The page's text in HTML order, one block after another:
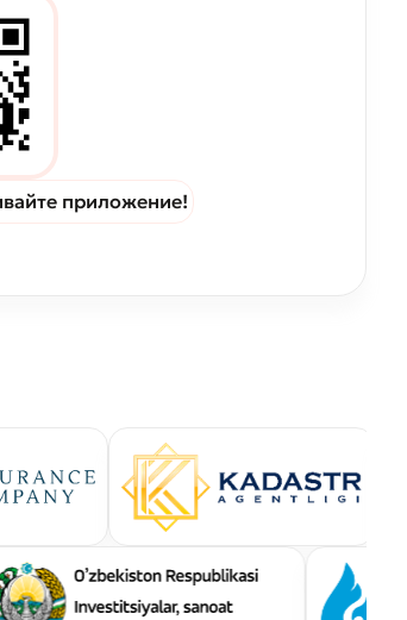
приложение!